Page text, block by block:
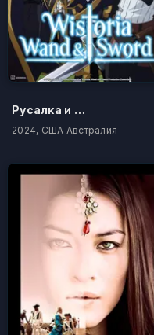
Русалка и дочь короля
2024, США Австралия